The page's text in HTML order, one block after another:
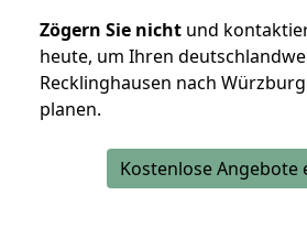
Zögern Sie nicht und
heute, um Ihren
Recklinghausen nach
planen.
Kostenlose Angebote